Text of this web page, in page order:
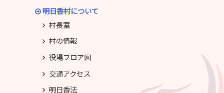
明日香村について
村長室
村の情報
役場フロア図
交通アクセス
明日香法